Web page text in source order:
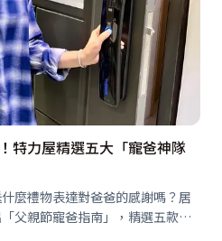
特力屋精選五大「寵爸神隊
麼禮物表達對爸爸的感謝嗎？居
父親節寵爸指南」，精選五款兼